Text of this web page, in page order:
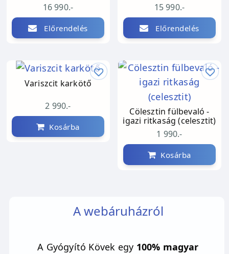
16 990.-
Előrendelés
Variszcit karkötő
2 990.-
Kosárba
15 990.-
Előrendelés
Cölesztin fülbevaló -
igazi ritkaság (celesztit)
1 990.-
Kosárba
A webáruházról
A Gyógyító Kövek egy 100% magyar